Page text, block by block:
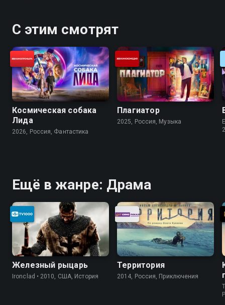
С этим смотрят
Космическая собака
Лида
2026, Россия, Фантастика
Плагиатор
2025, Россия, Музыка
Ещё в жанре: Драма
Железный рыцарь
Ironclad • 2010, США, История
Территория
2014, Россия, Приключения